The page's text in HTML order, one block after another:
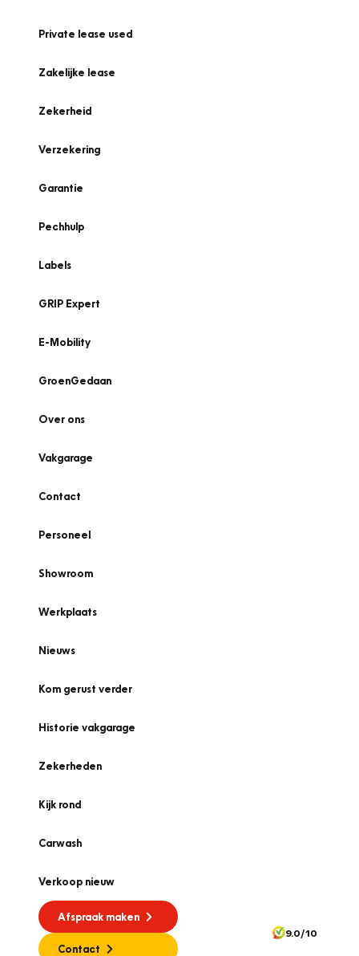
Private lease used
Zakelijke lease
Zekerheid
Verzekering
Garantie
Pechhulp
Labels
GRIP Expert
E-Mobility
GroenGedaan
Over ons
Vakgarage
Contact
Personeel
Showroom
Werkplaats
Nieuws
Kom gerust verder
Historie vakgarage
Zekerheden
Kijk rond
Carwash
Verkoop nieuw
Afspraak maken
Contact
9.0/10